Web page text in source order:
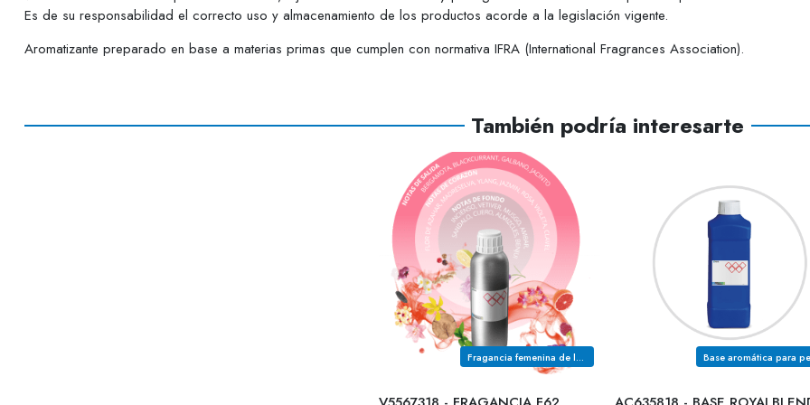
Es de su responsabilidad el correcto uso y almacenamiento de los productos acorde a la legislación vigente.
Aromatizante preparado en base a materias primas que cumplen con normativa IFRA (International Fragrances Association).
También podría interesarte
Fragancia femenina de la familia olfativa FLORAL FLORES BLANCAS GREEN